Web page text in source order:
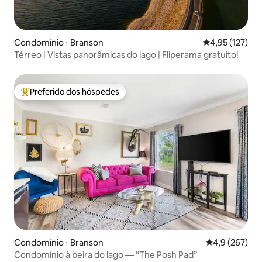
Condomínio ⋅ Branson 4,95 de uma
4,95 (127)
Térreo | Vistas panorâmicas do lago | Fliperama gratuito!
Entre os melhores preferidos dos hóspedes
Preferido dos hóspedes
Condomínio ⋅ Branson 4,9 de uma
4,9 (267)
Condomínio à beira do lago — “The Posh Pad”